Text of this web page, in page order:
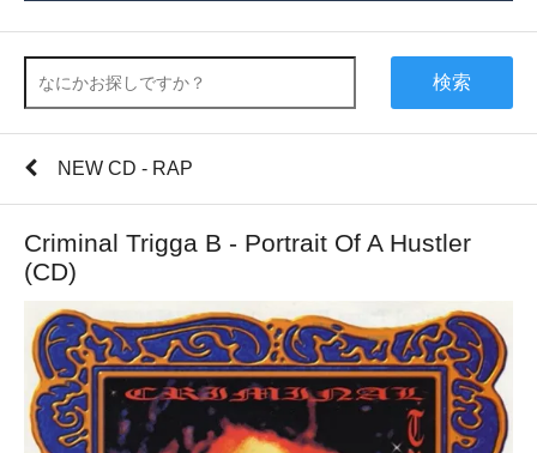
検索
NEW CD - RAP
Criminal Trigga B - Portrait Of A Hustler
(CD)